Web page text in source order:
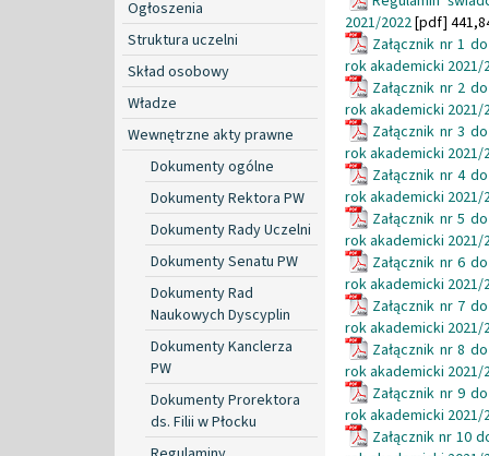
Ogłoszenia
Struktura uczelni
Skład osobowy
Władze
Wewnętrzne akty prawne
Dokumenty ogólne
Dokumenty Rektora PW
Dokumenty Rady Uczelni
Dokumenty Senatu PW
Dokumenty Rad
Naukowych Dyscyplin
Dokumenty Kanclerza
PW
Dokumenty Prorektora
ds. Filii w Płocku
2021/2022[pdf]
Załącznik nr 1
rok akademicki 2021/
Załącznik nr 2
rok akademicki 2021/
Załącznik nr 3
rok akademicki 2021/
Załącznik nr 4
rok akademicki 2021/
Załącznik nr 5
rok akademicki 2021/
Załącznik nr 6
rok akademicki 2021/
Załącznik nr 7
rok akademicki 2021/
Załącznik nr 8
rok akademicki 2021/
Załącznik nr 9
rok akademicki 2021/
Załącznik nr 10